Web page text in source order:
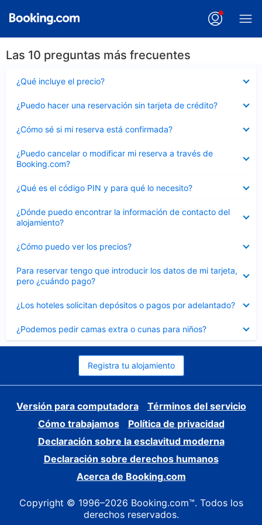
Las 10 preguntas más frecuentes
¿Qué incluye el precio?
cerrado
¿Puedo hacer una reservación sin tarjeta de crédito?
cerrado
¿Cómo sé si mi reserva está confirmada?
cerrado
¿Puedo cancelar o modificar mi reserva a través de
Booking.com?
cerrado
¿Qué es el código PIN y para qué lo necesito?
cerrado
¿Dónde puedo encontrar la información de contacto del
alojamiento?
cerrado
¿Cómo puedo ver los precios?
cerrado
Para reservar tengo que introducir los datos de mi tarjeta,
pero ¿cuándo pago?
cerrado
¿Los hoteles solicitan depósitos o pagos por adelantado?
cerrado
¿Podemos pedir camas extra o cunas para niños?
cerrado
Registra tu alojamiento
Versión para computadora
Términos del servicio
Cómo trabajamos
Política de privacidad
Declaración sobre la esclavitud moderna
Declaración sobre derechos humanos
Acerca de Booking.com
Copyright © 1996–2026 Booking.com™. Todos los
derechos reservados.